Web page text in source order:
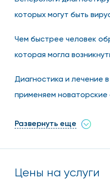
которых могут быть
Чем быстрее человек
которая могла
Диагностика и лечение
применяем
Какими
Мы успешно лечим:
Развернуть еще
Цены на услуги